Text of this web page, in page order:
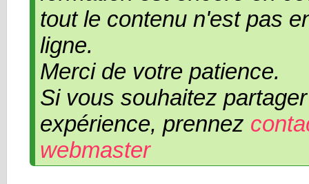
tout le contenu n'est pas
ligne.
Merci de votre patience.
Si vous souhaitez
expérience, prennez
webmaster